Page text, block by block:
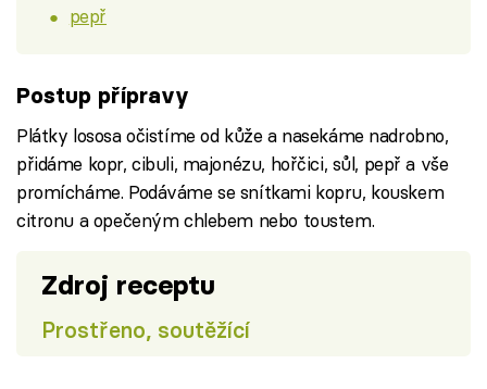
pepř
Postup přípravy
Plátky lososa očistíme od kůže a nasekáme nadrobno,
přidáme kopr, cibuli, majonézu, hořčici, sůl, pepř a vše
promícháme. Podáváme se snítkami kopru, kouskem
citronu a opečeným chlebem nebo toustem.
Zdroj receptu
Prostřeno, soutěžící